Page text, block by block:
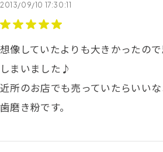
2013/09/10 17:30:11
想像していたよりも大きかったの
しまいました♪
近所のお店でも売っていたらいい
歯磨き粉です。